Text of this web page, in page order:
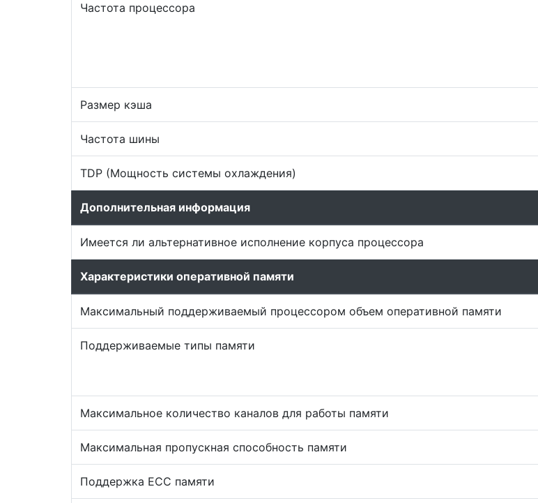
Частота процессора
Размер кэша
Частота шины
TDP (Мощность системы охлаждения)
Дополнительная информация
Имеется ли альтернативное исполнение корпуса процессора
Характеристики оперативной памяти
Максимальный поддерживаемый процессором объем оперативной памяти
Поддерживаемые типы памяти
Максимальное количество каналов для работы памяти
Максимальная пропускная способность памяти
Поддержка ECC памяти